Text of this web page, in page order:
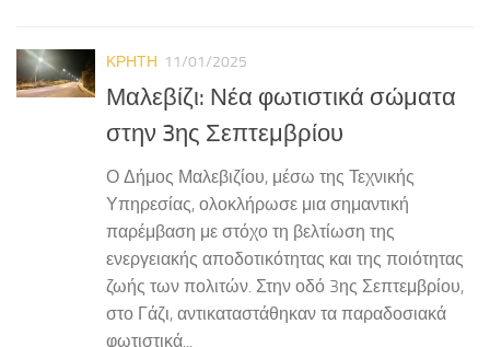
ΚΡΗΤΗ 11/01/2025
Μαλεβίζι: Νέα φωτιστικά σώματα
στην 3ης Σεπτεμβρίου
Ο Δήμος Μαλεβιζίου, μέσω της Τεχνικής
Υπηρεσίας, ολοκλήρωσε μια σημαντική
παρέμβαση με στόχο τη βελτίωση της
ενεργειακής αποδοτικότητας και της ποιότητας
ζωής των πολιτών. Στην οδό 3ης Σεπτεμβρίου,
στο Γάζι, αντικαταστάθηκαν τα παραδοσιακά
φωτιστικά...